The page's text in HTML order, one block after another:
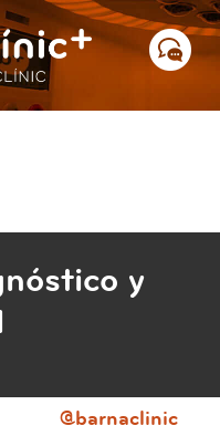
y
@barnaclinic